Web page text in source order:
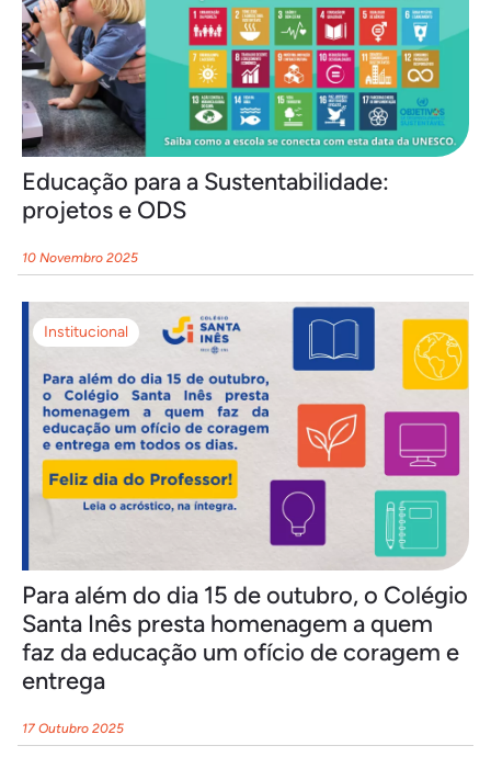
Educação para a Sustentabilidade:
projetos e ODS
10 Novembro 2025
Institucional
Para além do dia 15 de outubro, o Colégio
Santa Inês presta homenagem a quem
faz da educação um ofício de coragem e
entrega
17 Outubro 2025